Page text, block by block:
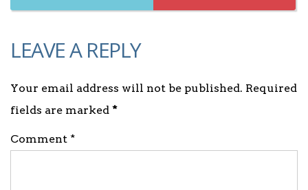
LEAVE A REPLY
Your email address will not be published. Required
fields are marked *
Comment *